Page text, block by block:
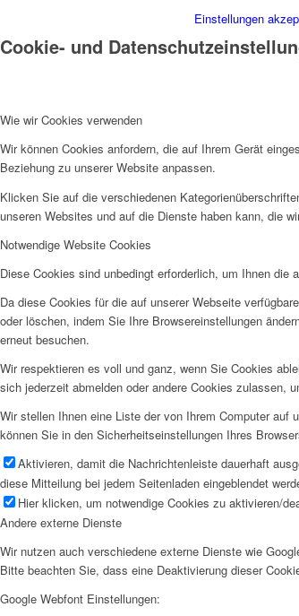
Einstellungen
Cookie- und
Wie wir Cookies verwenden
Wir können Cookies anfordern, die auf Ihrem Gerät
Beziehung zu unserer Website anpassen.
Klicken Sie auf die verschiedenen
unseren Websites und auf die Dienste haben kann, die
Notwendige Website Cookies
Diese Cookies sind unbedingt erforderlich, um Ihnen die
Da diese Cookies für die auf unserer Webseite
oder löschen, indem Sie Ihre Browsereinstellungen
erneut besuchen.
Wir respektieren es voll und ganz, wenn Sie Cookies
sich jederzeit abmelden oder andere Cookies zulassen,
Wir stellen Ihnen eine Liste der von Ihrem Computer auf
können Sie in den Sicherheitseinstellungen Ihres
Aktivieren, damit die Nachrichtenleiste dauerhaft
diese Mitteilung bei jedem Seitenladen eingeblendet
Hier klicken, um notwendige Cookies zu aktivieren/
Andere externe Dienste
Wir nutzen auch verschiedene externe Dienste wie
Bitte beachten Sie, dass eine Deaktivierung dieser
Google Webfont Einstellungen: